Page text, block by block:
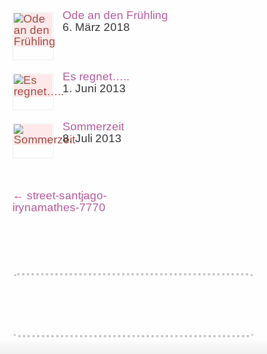
Ode an den Frühling
6. März 2018
Es regnet…..
1. Juni 2013
Sommerzeit
8. Juli 2013
← street-santjago-
irynamathes-7770